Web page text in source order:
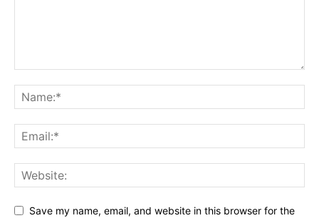
Save my name, email, and website in this browser for the